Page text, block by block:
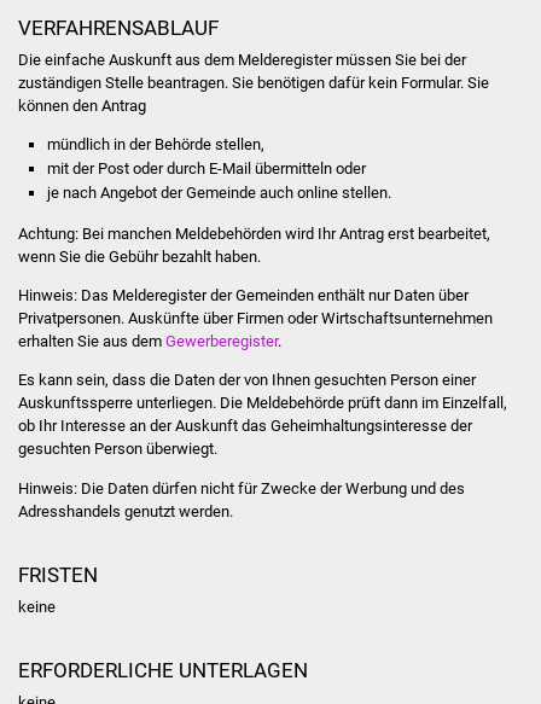
Lebenslagen
Bürgerinfos
Schulen
Kolping-Musikschule
Volkshochschule
VERFAHRENSABLAUF
Die einfache Auskunft aus dem Melderegister müssen Sie bei der
zuständigen Stelle beantragen. Sie benötigen dafür kein Formular. Sie
können den Antrag
mündlich in der Behörde stellen,
mit der Post oder durch E-Mail übermitteln oder
je nach Angebot der Gemeinde auch online stellen.
Achtung: Bei manchen Meldebehörden wird Ihr Antrag erst bearbeitet,
wenn Sie die Gebühr bezahlt haben.
Hinweis: Das Melderegister der Gemeinden enthält nur Daten über
Privatpersonen. Auskünfte über Firmen oder Wirtschaftsunternehmen
erhalten Sie aus dem Gewerberegister.
Es kann sein, dass die Daten der von Ihnen gesuchten Person einer
Auskunftssperre unterliegen. Die Meldebehörde prüft dann im Einzelfall,
ob Ihr Interesse an der Auskunft das Geheimhaltungsinteresse der
gesuchten Person überwiegt.
Hinweis: Die Daten dürfen nicht für Zwecke der Werbung und des
Adresshandels genutzt werden.
FRISTEN
keine
ERFORDERLICHE UNTERLAGEN